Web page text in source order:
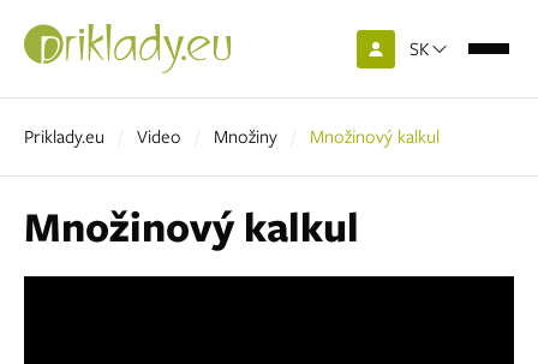
SK
Priklady.eu Video Množiny Množinový kalkul
Množinový kalkul